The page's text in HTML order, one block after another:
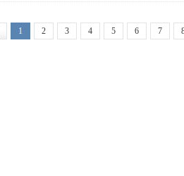
1 2 3 4 5 6 7